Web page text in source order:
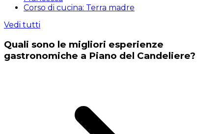
Corso di cucina: Terra madre
Vedi tutti
Quali sono le migliori esperienze
gastronomiche a Piano del Candeliere?